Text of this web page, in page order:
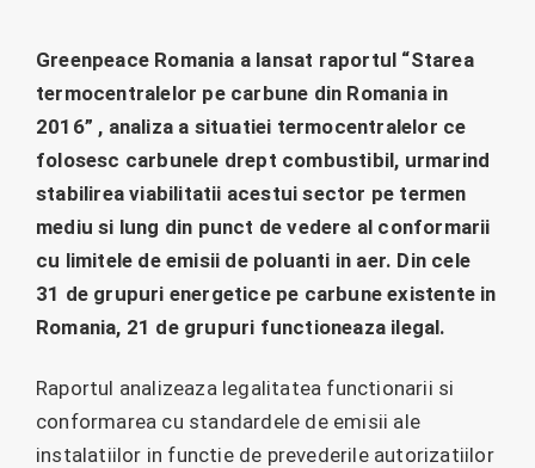
Greenpeace Romania a lansat raportul “Starea
termocentralelor pe carbune din Romania in
2016” , analiza a situatiei termocentralelor ce
folosesc carbunele drept combustibil, urmarind
stabilirea viabilitatii acestui sector pe termen
mediu si lung din punct de vedere al conformarii
cu limitele de emisii de poluanti in aer. Din cele
31 de grupuri energetice pe carbune existente in
Romania, 21 de grupuri functioneaza ilegal.
Raportul analizeaza legalitatea functionarii si
conformarea cu standardele de emisii ale
instalatiilor in functie de prevederile autorizatiilor